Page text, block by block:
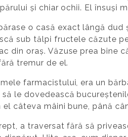
și chiar ochii. El însuși
o casă exact lângă
sub tălpi fructele căzute
din oraș. Văzuse prea bine
tremur de el.
farmacistului, era un
le dovedească
el câteva mâini bune, până
a traversat fără să